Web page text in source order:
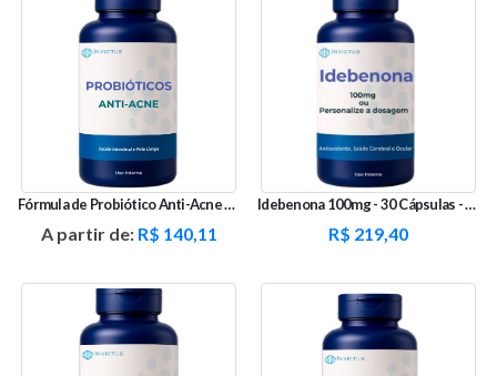
Fórmula de Probiótico Anti-Acne – Saúde Intestinal e Pele Limpa
A partir de: R$ 140,11
Idebenona 100mg - 30 Cápsulas - Antioxidante
R$ 219,40